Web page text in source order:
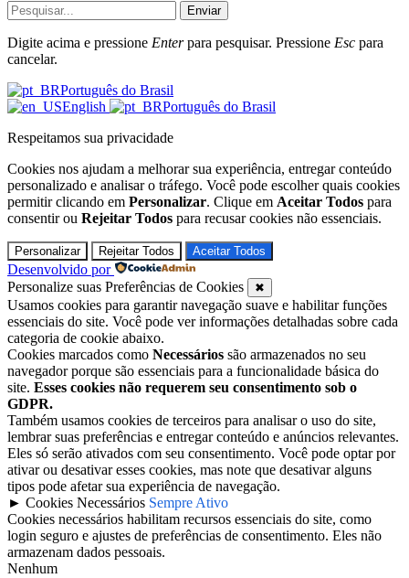
Enviar
Digite acima e pressione Enterpara pesquisar. Pressione Esc para
cancelar.
Português do Brasil
English
Português do Brasil
Respeitamos sua privacidade
Cookies nos ajudam a melhorar sua experiência, entregar conteúdo
personalizado e analisar o tráfego. Você pode escolher quais cookies
permitir clicando em Personalizar. Clique em Aceitar Todos para
consentir ou Rejeitar Todos para recusar cookies não essenciais.
Personalizar Rejeitar Todos Aceitar Todos
Desenvolvido por
Personalize suas Preferências de Cookies
✖
Usamos cookies para garantir navegação suave e habilitar funções
essenciais do site. Você pode ver informações detalhadas sobre cada
categoria de cookie abaixo.
Cookies marcados como Necessários são armazenados no seu
navegador porque são essenciais para a funcionalidade básica do
site. Esses cookies não requerem seu consentimento sob o
GDPR.
Também usamos cookies de terceiros para analisar o uso do site,
lembrar suas preferências e entregar conteúdo e anúncios relevantes.
Eles só serão ativados com seu consentimento. Você pode optar por
ativar ou desativar esses cookies, mas note que desativar alguns
tipos pode afetar sua experiência de navegação.
► Cookies Necessários Sempre Ativo
Cookies necessários habilitam recursos essenciais do site, como
login seguro e ajustes de preferências de consentimento. Eles não
armazenam dados pessoais.
Nenhum